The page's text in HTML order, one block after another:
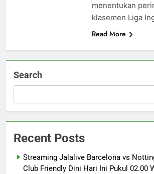
menentukan
klasemen Liga
Read More
Search
Recent Posts
Streaming Jalalive Barcelona vs
Club Friendly Dini Hari Ini Pukul 02.00